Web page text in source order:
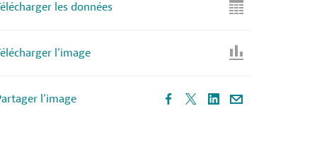
les données
l’image
l’image